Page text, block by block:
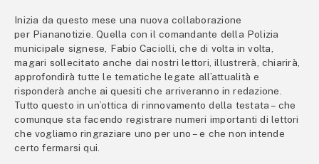
Inizia da questo mese una nuova collaborazione
per Piananotizie. Quella con il comandante della Polizia
municipale signese, Fabio Caciolli, che di volta in volta,
magari sollecitato anche dai nostri lettori, illustrerà, chiarirà,
approfondirà tutte le tematiche legate all’attualità e
risponderà anche ai quesiti che arriveranno in redazione.
Tutto questo in un’ottica di rinnovamento della testata – che
comunque sta facendo registrare numeri importanti di lettori
che vogliamo ringraziare uno per uno – e che non intende
certo fermarsi qui.